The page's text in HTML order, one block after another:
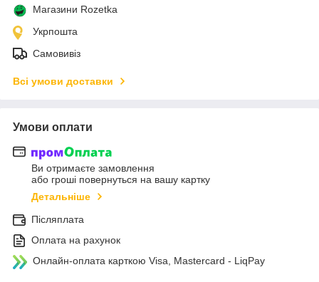
Магазини Rozetka
Укрпошта
Самовивіз
Всі умови доставки
Умови оплати
Ви отримаєте замовлення
або гроші повернуться на вашу картку
Детальніше
Післяплата
Оплата на рахунок
Онлайн-оплата карткою Visa, Mastercard - LiqPay